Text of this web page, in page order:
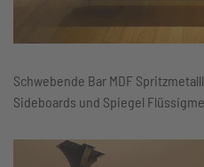
Schwebende Bar MDF
Sideboards und Spiegel